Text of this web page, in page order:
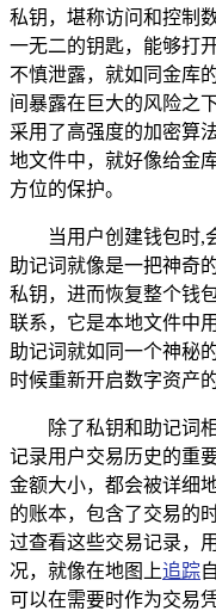
私钥，堪称访问和控制
一无二的钥匙，能够打
不慎泄露，就如同金库
间暴露在巨大的风险之
采用了高强度的加密算
地文件中，就好像给金
方位的保护。
当用户创建钱包时,
助记词就像是一把神奇
私钥，进而恢复整个钱
联系，它是本地文件中
助记词就如同一个神秘
时候重新开启数字资产
除了私钥和助记词
记录用户交易历史的重
金额大小，都会被详细
的账本，包含了交易的
过查看这些交易记录，
况，就像在地图上追踪
可以在需要时作为交易